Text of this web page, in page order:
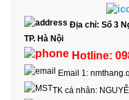
Địa chỉ: Số 3
TP. Hà Nội
Hotline:
Email 1:
TK cá nhân: